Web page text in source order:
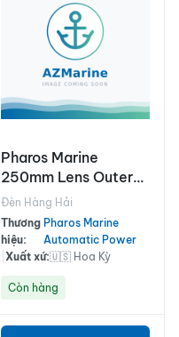
Pharos Marine
250mm Lens Outer
Cover Clear
Đèn Hàng Hải
Thương
hiệu:
Pharos Marine
Automatic Power
Xuất xứ:🇺🇸 Hoa Kỳ
Còn hàng